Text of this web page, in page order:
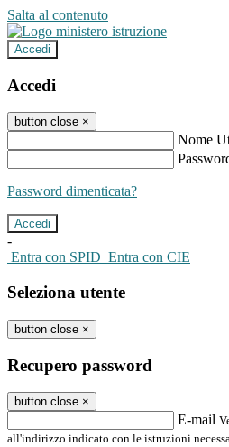
Salta al contenuto
Accedi
Accedi
button close ×
Nome
Password dimenticata?
-
Entra con SPID Entra con CIE
Seleziona utente
button close ×
Recupero password
button close ×
E-mail
all'indirizzo indicato con le istruzioni